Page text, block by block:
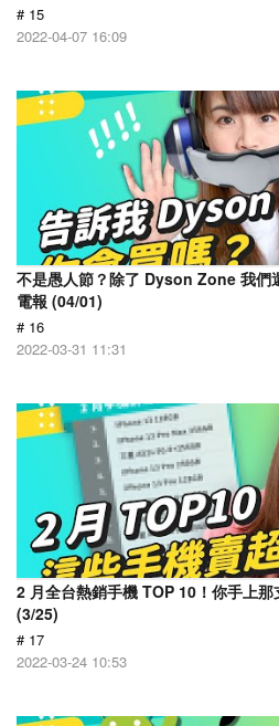
# 15
2022-04-07 16:09
不是愚人節？除了 Dyson Zone 我們
電報 (04/01)
# 16
2022-03-31 11:31
2 月全台熱銷手機 TOP 10！你手上
(3/25)
# 17
2022-03-24 10:53